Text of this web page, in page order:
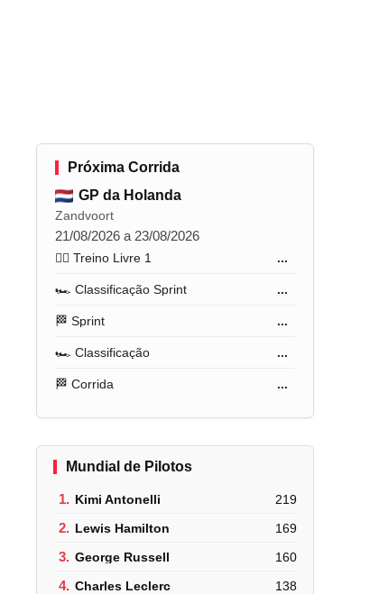
Próxima Corrida
GP da Holanda
Zandvoort
21/08/2026 a 23/08/2026
🏋️‍♂️ Treino Livre 1 ...
🏎️ Classificação Sprint ...
🏁 Sprint ...
🏎️ Classificação ...
🏁 Corrida ...
Mundial de Pilotos
1. Kimi Antonelli 219
2. Lewis Hamilton 169
3. George Russell 160
4. Charles Leclerc 138